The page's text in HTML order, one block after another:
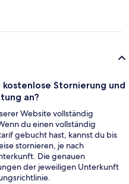
Stornierung und
an?
Website vollständig
du einen vollständig
gebucht hast, kannst du bis
stornieren, je nach
Die genauen
der jeweiligen Unterkunft